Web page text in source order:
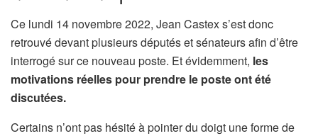
Ce lundi 14 novembre 2022, Jean Castex s’est donc
retrouvé devant plusieurs députés et sénateurs afin d’être
interrogé sur ce nouveau poste. Et évidemment, les
motivations réelles pour prendre le poste ont été
discutées.
Certains n’ont pas hésité à pointer du doigt une forme de